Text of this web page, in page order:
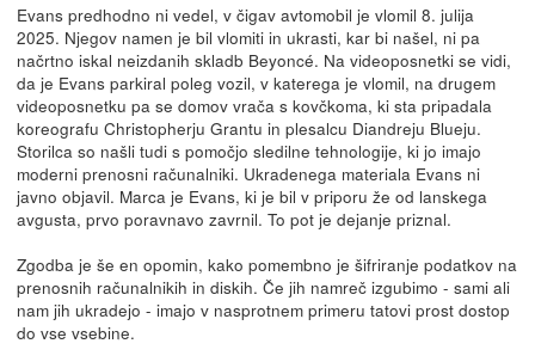
Evans predhodno ni vedel, v čigav avtomobil je vlomil 8. julija
2025. Njegov namen je bil vlomiti in ukrasti, kar bi našel, ni pa
načrtno iskal neizdanih skladb Beyoncé. Na videoposnetki se vidi,
da je Evans parkiral poleg vozil, v katerega je vlomil, na drugem
videoposnetku pa se domov vrača s kovčkoma, ki sta pripadala
koreografu Christopherju Grantu in plesalcu Diandreju Blueju.
Storilca so našli tudi s pomočjo sledilne tehnologije, ki jo imajo
moderni prenosni računalniki. Ukradenega materiala Evans ni
javno objavil. Marca je Evans, ki je bil v priporu že od lanskega
avgusta, prvo poravnavo zavrnil. To pot je dejanje priznal.
Zgodba je še en opomin, kako pomembno je šifriranje podatkov na
prenosnih računalnikih in diskih. Če jih namreč izgubimo - sami ali
nam jih ukradejo - imajo v nasprotnem primeru tatovi prost dostop
do vse vsebine.